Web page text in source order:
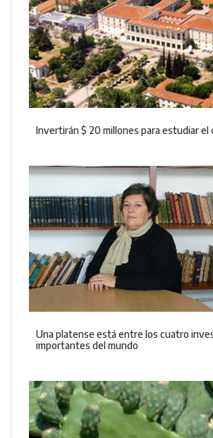
Invertirán $ 20 millones para estudiar el
Una platense está entre los cuatro
importantes del mundo